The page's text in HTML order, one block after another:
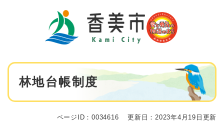
本
林地台帳制度
ページID：0034616 更新日：2023年4月19日更新